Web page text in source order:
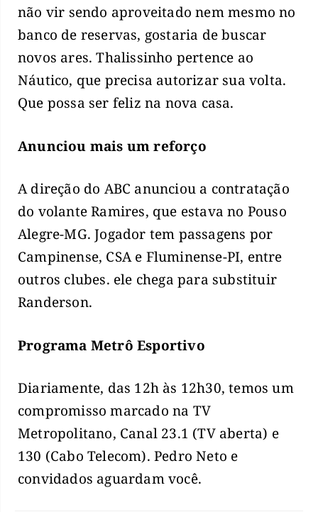
não vir sendo aproveitado nem mesmo no
banco de reservas, gostaria de buscar
novos ares. Thalissinho pertence ao
Náutico, que precisa autorizar sua volta.
Que possa ser feliz na nova casa.
Anunciou mais um reforço
A direção do ABC anunciou a contratação
do volante Ramires, que estava no Pouso
Alegre-MG. Jogador tem passagens por
Campinense, CSA e Fluminense-PI, entre
outros clubes. ele chega para substituir
Randerson.
Programa Metrô Esportivo
Diariamente, das 12h às 12h30, temos um
compromisso marcado na TV
Metropolitano, Canal 23.1 (TV aberta) e
130 (Cabo Telecom). Pedro Neto e
convidados aguardam você.